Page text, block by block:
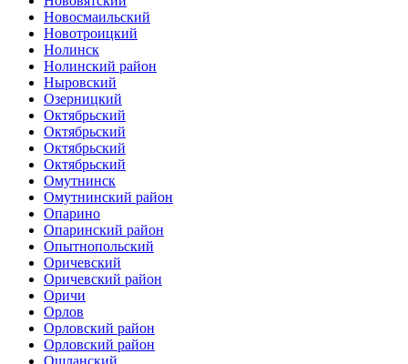
Новосмаильский
Новотроицкий
Нолинск
Нолинский район
Ныровский
Озерницкий
Октябрьский
Октябрьский
Октябрьский
Октябрьский
Омутнинск
Омутнинский район
Опарино
Опаринский район
Опытнопольский
Оричевский
Оричевский район
Оричи
Орлов
Орловский район
Орловский район
Ошланский